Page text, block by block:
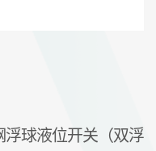
球液位开关（双浮